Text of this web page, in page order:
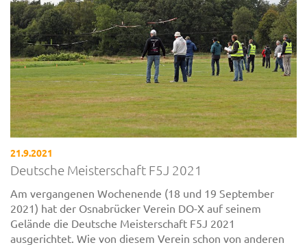
21.9.2021
Deutsche Meisterschaft F5J 2021
Am vergangenen Wochenende (18 und 19 September
2021) hat der Osnabrücker Verein DO-X auf seinem
Gelände die Deutsche Meisterschaft F5J 2021
ausgerichtet. Wie von diesem Verein schon von anderen